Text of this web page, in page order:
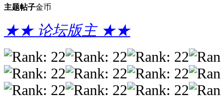
主题帖子金币
★★ 论坛版主 ★★